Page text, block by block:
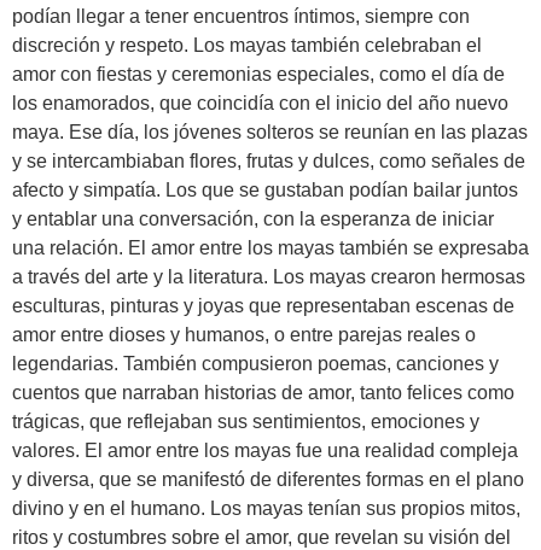
podían llegar a tener encuentros íntimos, siempre con
discreción y respeto. Los mayas también celebraban el
amor con fiestas y ceremonias especiales, como el día de
los enamorados, que coincidía con el inicio del año nuevo
maya. Ese día, los jóvenes solteros se reunían en las plazas
y se intercambiaban flores, frutas y dulces, como señales de
afecto y simpatía. Los que se gustaban podían bailar juntos
y entablar una conversación, con la esperanza de iniciar
una relación. El amor entre los mayas también se expresaba
a través del arte y la literatura. Los mayas crearon hermosas
esculturas, pinturas y joyas que representaban escenas de
amor entre dioses y humanos, o entre parejas reales o
legendarias. También compusieron poemas, canciones y
cuentos que narraban historias de amor, tanto felices como
trágicas, que reflejaban sus sentimientos, emociones y
valores. El amor entre los mayas fue una realidad compleja
y diversa, que se manifestó de diferentes formas en el plano
divino y en el humano. Los mayas tenían sus propios mitos,
ritos y costumbres sobre el amor, que revelan su visión del